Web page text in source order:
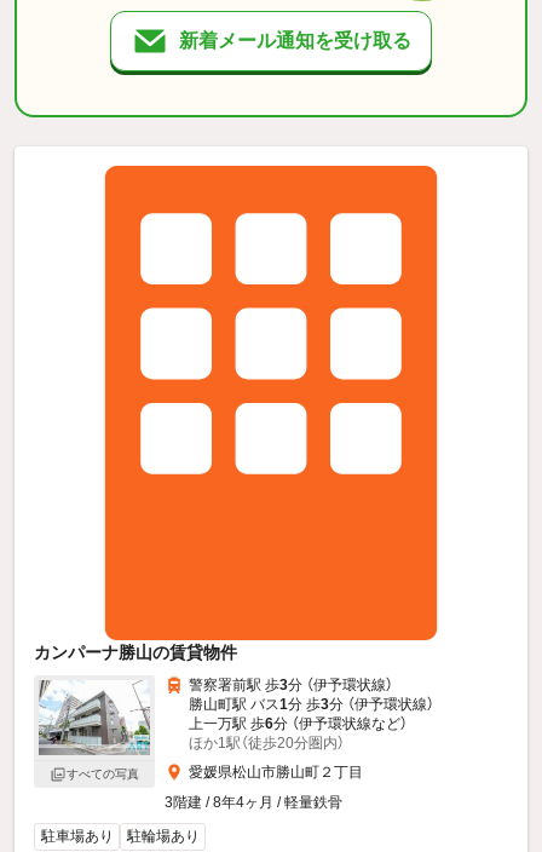
新着メール通知を受け取る
カンパーナ勝山の賃貸物件
すべての写真
警察署前駅 歩3分 （伊予環状線）
勝山町駅 バス1分 歩3分 （伊予環状線）
上一万駅 歩6分 （伊予環状線など）
ほか1駅（徒歩20分圏内）
愛媛県松山市勝山町２丁目
3階建 / 8年4ヶ月 / 軽量鉄骨
駐車場あり
駐輪場あり